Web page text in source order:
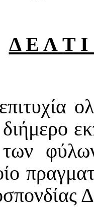
Δ Ε Λ Τ